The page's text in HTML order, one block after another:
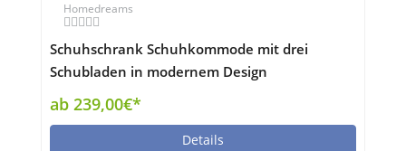
Homedreams
Schuhschrank Schuhkommode mit drei
Schubladen in modernem Design
ab 239,00€*
Details